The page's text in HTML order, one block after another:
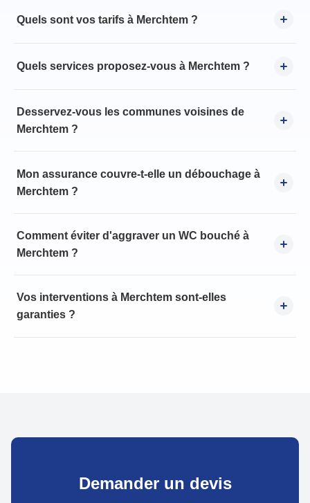
Quels sont vos tarifs à Merchtem ?
Quels services proposez-vous à Merchtem ?
Desservez-vous les communes voisines de
Merchtem ?
Mon assurance couvre-t-elle un débouchage à
Merchtem ?
Comment éviter d'aggraver un WC bouché à
Merchtem ?
Vos interventions à Merchtem sont-elles
garanties ?
Demander un devis